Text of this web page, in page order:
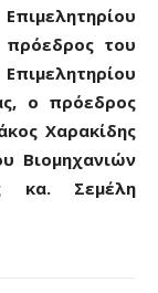
πρόεδρος του
ο πρόεδρος
Χαρακίδης
Βιομηχανιών
κα. Σεμέλη